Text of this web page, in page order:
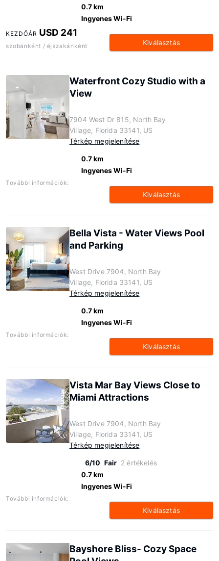
0.7 km
Ingyenes Wi-Fi
KEZDŐÁR USD 241
szobánként / éjszakánként Kiválasztás
Waterfront Cozy Studio with a
View
7904 West Dr 815, North Bay
Village, Florida 33141, US
Térkép megjelenítése
0.7 km
Ingyenes Wi-Fi
További információk:
Kiválasztás
Bella Vista - Water Views Pool
and Parking
West Drive 7904, North Bay
Village, Florida 33141, US
Térkép megjelenítése
0.7 km
Ingyenes Wi-Fi
További információk:
Kiválasztás
Vista Mar Bay Views Close to
Miami Attractions
West Drive 7904, North Bay
Village, Florida 33141, US
Térkép megjelenítése
6/10 Fair 2 értékelés
0.7 km
Ingyenes Wi-Fi
További információk:
Kiválasztás
Bayshore Bliss- Cozy Space